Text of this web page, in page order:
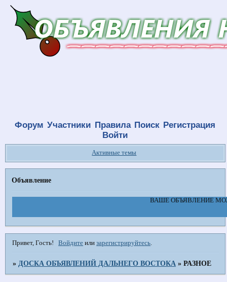
Форум Участники Правила Поиск Регистрация
Войти
Активные темы
Объявление
ВАШЕ ОБЪЯВЛЕНИЕ
Привет, Гость! Войдите илизарегистрируйтесь
»ДОСКА ОБЪЯВЛЕНИЙ ДАЛЬНЕГО ВОСТОКА »РАЗНОЕ